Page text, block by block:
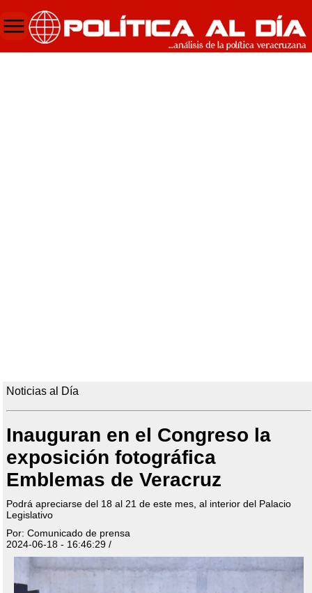
Noticias al Día
Inauguran en el Congreso la
exposición fotográfica
Emblemas de Veracruz
Podrá apreciarse del 18 al 21 de este mes, al interior del Palacio
Legislativo
Por: Comunicado de prensa
2024-06-18 - 16:46:29 /